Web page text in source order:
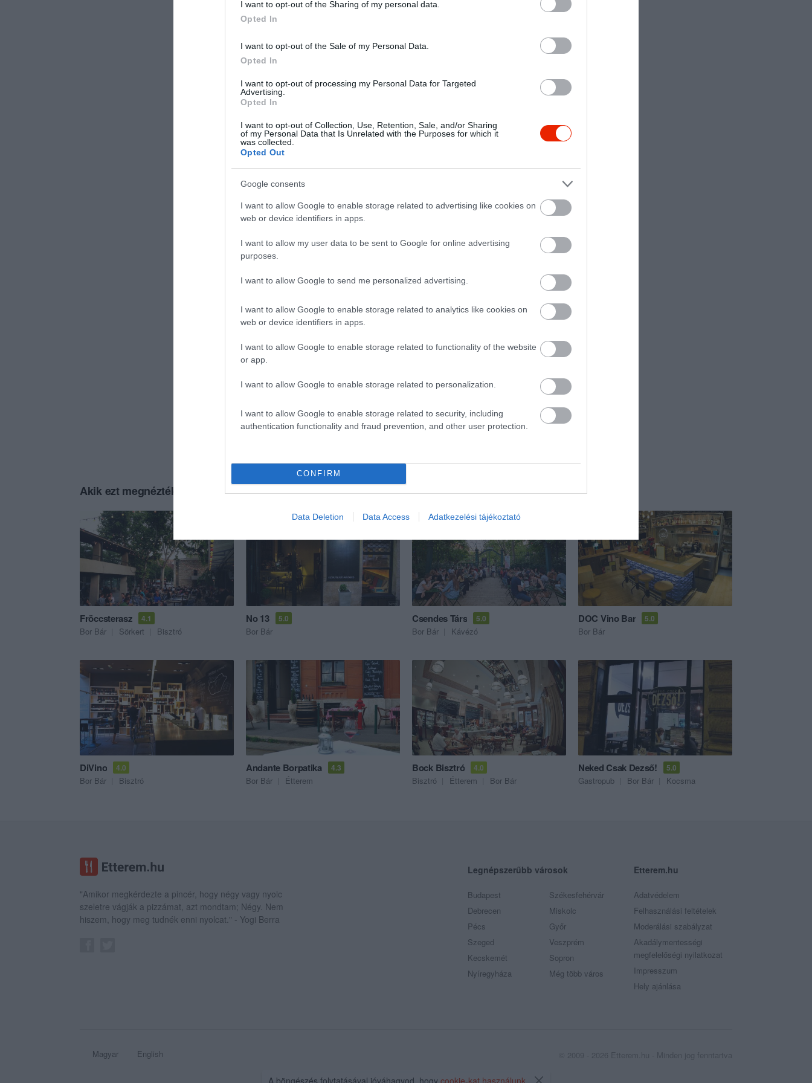
I want to opt-out of the Sharing of my personal data.
Opted In
I want to opt-out of the Sale of my Personal Data.
Opted In
I want to opt-out of processing my Personal Data for Targeted
Advertising.
Opted In
I want to opt-out of Collection, Use, Retention, Sale, and/or Sharing
of my Personal Data that Is Unrelated with the Purposes for which it
was collected.
Opted Out
Google consents
I want to allow Google to enable storage related to advertising like cookies on
web or device identifiers in apps.
I want to allow my user data to be sent to Google for online advertising
purposes.
I want to allow Google to send me personalized advertising.
I want to allow Google to enable storage related to analytics like cookies on
web or device identifiers in apps.
I want to allow Google to enable storage related to functionality of the website
or app.
I want to allow Google to enable storage related to personalization.
I want to allow Google to enable storage related to security, including
authentication functionality and fraud prevention, and other user protection.
CONFIRM
Data Deletion Data Access Adatkezelési tájékoztató
Akik ezt megnézték, ezeket is megnézték...
Fröccsterasz 4.1
Bor Bár Sörkert Bisztró
No 13 5.0
Bor Bár
Csendes Társ 5.0
Bor Bár Kávézó
DOC Vino Bar 5.0
Bor Bár
DiVino 4.0
Bor Bár Bisztró
Andante Borpatika 4.3
Bor Bár Étterem
Bock Bisztró 4.0
Bisztró Étterem Bor Bár
Neked Csak Dezső! 5.0
Gastropub Bor Bár Kocsma
"Amikor megkérdezte a pincér, hogy négy vagy nyolc
szeletre vágják a pizzámat, azt mondtam; Négy. Nem
hiszem, hogy meg tudnék enni nyolcat." - Yogi Berra
Legnépszerűbb városok
Budapest
Debrecen
Pécs
Szeged
Kecskemét
Nyíregyháza
Székesfehérvár
Miskolc
Győr
Veszprém
Sopron
Még több város
Etterem.hu
Adatvédelem
Felhasználási feltételek
Moderálási szabályzat
Akadálymentességi
megfelelőségi nyilatkozat
Impresszum
Hely ajánlása
Magyar English
A böngészés folytatásával jóváhagyod, hogy cookie-kat használunk